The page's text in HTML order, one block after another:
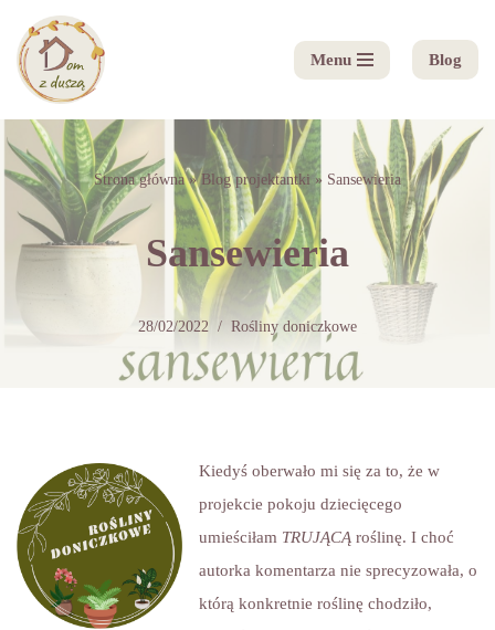
Przejdź
do
treści
Menu Blog
Strona główna»Blog projektantki » Sansewieria
Sansewieria
28/02/2022 Rośliny doniczkowe
Kiedyś oberwało mi się za to, że w
projekcie pokoju dziecięcego
umieściłam TRUJĄCĄ roślinę. I choć
autorka komentarza nie sprecyzowała, o
którą konkretnie roślinę chodziło,